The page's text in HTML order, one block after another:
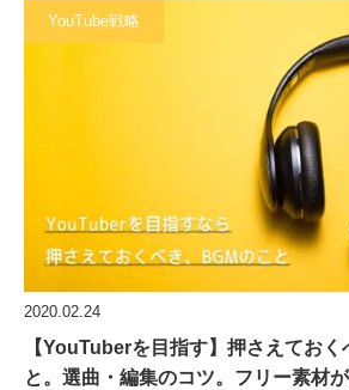
YouTube戦略
2020.02.24
【YouTuberを目指す】押さえておく
と。選曲・編集のコツ。フリー素材